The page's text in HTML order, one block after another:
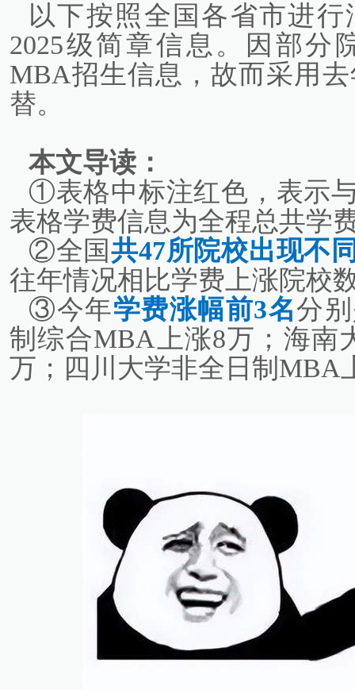
以下按照全国各省市进
2025级简章信息。因部分
MBA招生信息，故而采用
替。
本文导读：
①表格中标注红色，表示
表格学费信息为全程总共学
②全国共47所院校出现不
往年情况相比学费上涨院校
③今年学费涨幅前3名分
制综合MBA上涨8万；海南
万；四川大学非全日制MBA